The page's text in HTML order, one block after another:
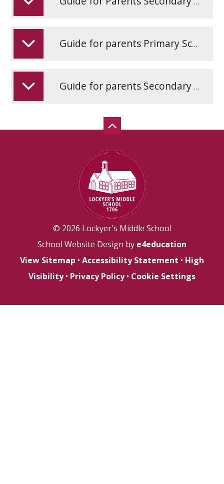
Guide for parents Primary Schools - Russia
Guide for parents Secondary Schools - Russia
© 2026 Lockyer's Middle School
School Website Design by e4education
View Sitemap • Accessibility Statement • High
Visibility • Privacy Policy • Cookie Settings